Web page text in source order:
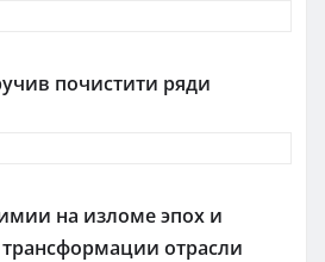
почистити ряди
на изломе эпох и
отрасли